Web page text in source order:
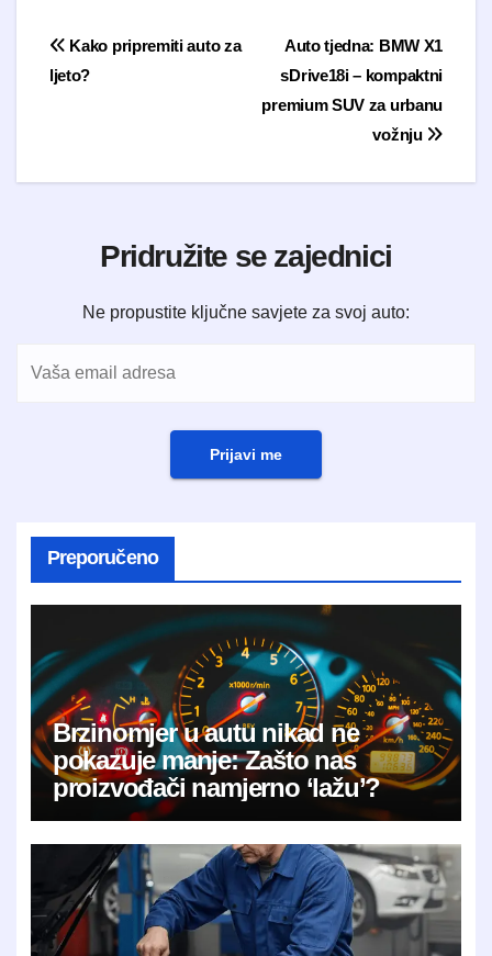
Navigacija objavaAuto tjedna: BMW X1
sDrive18i – kompaktni
premium SUV za urbanu
vožnju
Kako pripremiti auto za
ljeto?
Pridružite se zajednici
Ne propustite ključne savjete za svoj auto:
Prijavi me
Preporučeno
Brzinomjer u autu nikad ne
pokazuje manje: Zašto nas
proizvođači namjerno ‘lažu’?